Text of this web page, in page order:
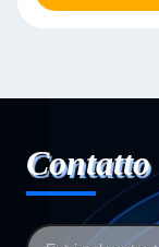
Contatto